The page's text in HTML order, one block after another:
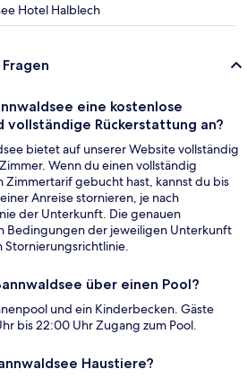
Hotel Halblech
eine kostenlose
vollständige Rückerstattung an?
bietet auf unserer Website vollständig
Wenn du einen vollständig
gebucht hast, kannst du bis
Anreise stornieren, je nach
der Unterkunft. Die genauen
Bedingungen der jeweiligen Unterkunft
über einen Pool?
und ein Kinderbecken. Gäste
bis 22:00 Uhr Zugang zum Pool.
Haustiere?